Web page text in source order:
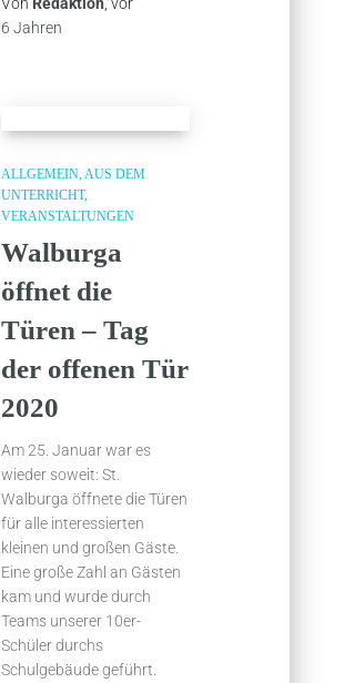
6 Jahren
ALLGEMEIN AUS DEM
UNTERRICHT
VERANSTALTUNGEN
Walburga
öffnet die
Türen – Tag
der offenen Tür
2020
Am 25. Januar war es
wieder soweit: St.
Walburga öffnete die Türen
für alle interessierten
kleinen und großen Gäste.
Eine große Zahl an Gästen
kam und wurde durch
Teams unserer 10er-
Schüler durchs
Schulgebäude geführt.